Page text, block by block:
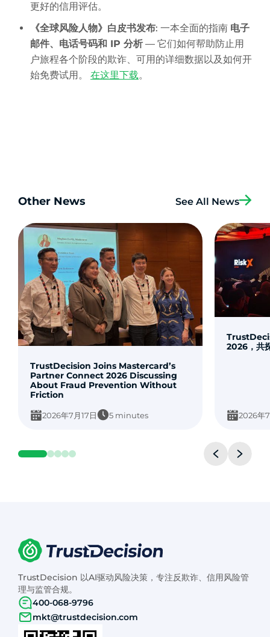
更好的信用评估。
《全球风险人物》白皮书发布: 一本全面的指南 电子
邮件、电话号码和 IP 分析 — 它们如何帮助防止用
户旅程各个阶段的欺诈、可用的详细数据以及如何开
始免费试用。 在这里下载。
Other News See All News
TrustDecision Joins Mastercard’s
Partner Connect 2026 Discussing
About Fraud Prevention Without
Friction
2026年7月17日 5 minutes
2026，共
2026年
TrustDecision 以AI驱动风险决策，专注反欺诈、信用风险管
理与监管合规。
400-068-9796
mkt@trustdecision.com